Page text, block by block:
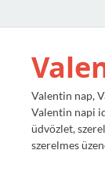
Valentin nap,
Valentin napi
üdvözlet,
szerelmes